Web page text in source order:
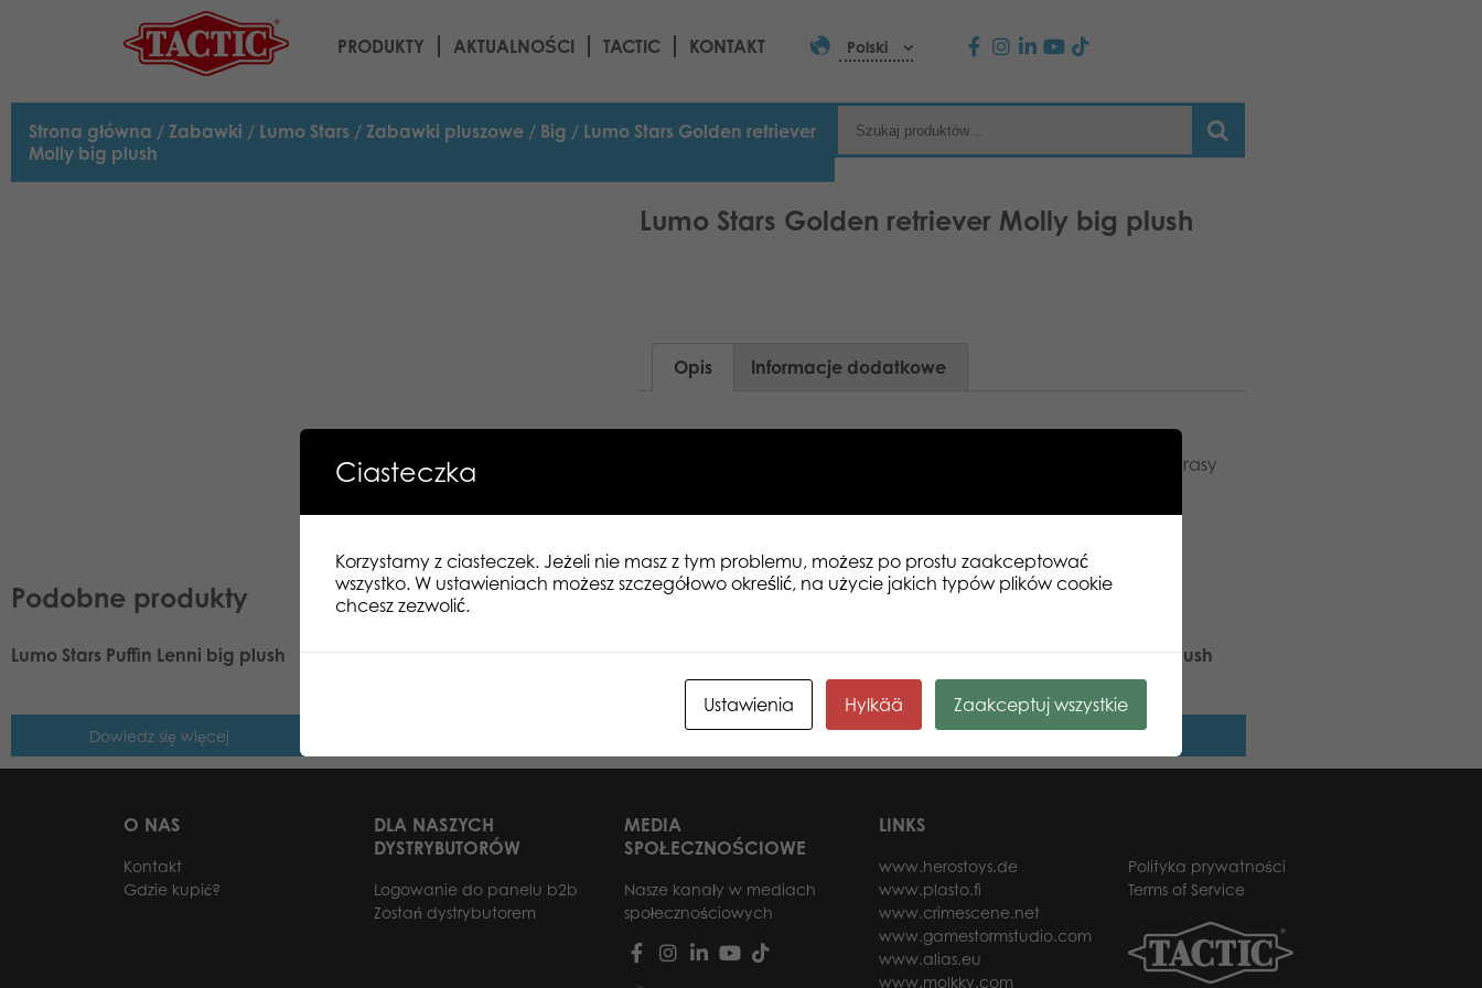
PRODUKTY AKTUALNOŚCI TACTIC KONTAKT Polski
Strona główna / Zabawki / Lumo Stars / Zabawki pluszowe / Big / Lumo Stars Golden retriever
Molly big plush
Lumo Stars Golden retriever Molly big plush
Opis Informacje dodatkowe
Szczeniaczki. W tej linii produktów znajdziesz najpopularniejsze rasy
Podobne produkty
Lumo Stars Puffin Lenni big plush
Dowiedz się więcej
Lumo Stars Sloth Caramel & Coffe
Lumo Stars Dog Spotty big plush
Dowiedz się więcej
Lumo Stars Bunny Ice big plush
Dowiedz się więcej
O NAS
Kontakt
Gdzie kupić?
DLA NASZYCH
DYSTRYBUTORÓW
Logowanie do panelu b2b
Zostań dystrybutorem
MEDIA
SPOŁECZNOŚCIOWE
Nasze kanały w mediach
społecznościowych
LINKS
www.herostoys.de
www.plasto.fi
www.crimescene.net
www.gamestormstudio.com
www.alias.eu
www.molkky.com
Polityka prywatności
Terms of Service
Ciasteczka
Korzystamy z ciasteczek. Jeżeli nie masz z tym problemu, możesz po prostu zaakceptować
wszystko. W ustawieniach możesz szczegółowo określić, na użycie jakich typów plików cookie
chcesz zezwolić.
Ustawienia Hylkää Zaakceptuj wszystkie